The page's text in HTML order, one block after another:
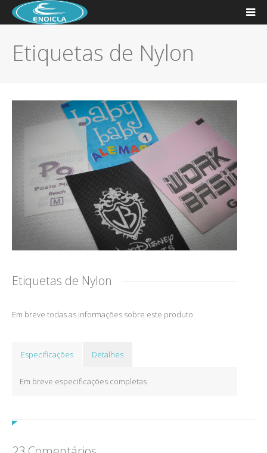
Etiquetas de Nylon
Etiquetas de Nylon
Em breve todas as informações sobre este produto
Especificações Detalhes
Em breve especificações completas